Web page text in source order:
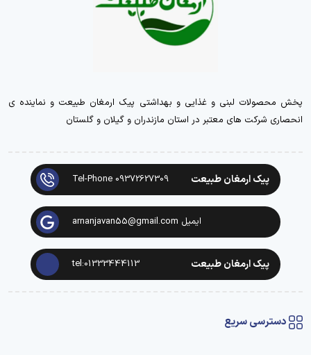
پخش محصولات لبنی و غذایی و بهداشتی پیک ارمغان طبیعت و نماینده ی
انحصاری شرکت های معتبر در استان مازندران و گیلان و گلستان
پیک ارمغان طبیعت Tel-Phone 09372627309
ایمیل arnanjavan55@gmail.com
پیک ارمغان طبیعت tel:01333444113
دسترسی سریع